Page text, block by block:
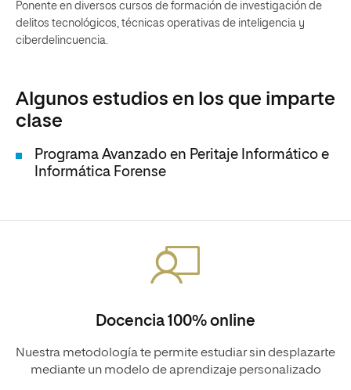
Ponente en diversos cursos de formación de investigación de
delitos tecnológicos, técnicas operativas de inteligencia y
ciberdelincuencia.
Algunos estudios en los que imparte
clase
Programa Avanzado en Peritaje Informático e
Informática Forense
Docencia 100% online
Nuestra metodología te permite estudiar sin desplazarte
mediante un modelo de aprendizaje personalizado